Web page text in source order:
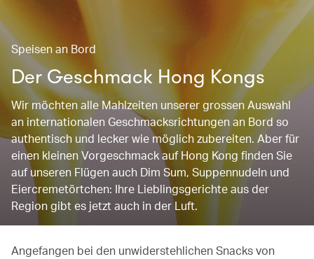
Speisen an Bord
Der Geschmack Hong Kongs
Wir möchten alle Mahlzeiten unserer grossen Auswahl
an internationalen Geschmacksrichtungen an Bord so
authentisch und lecker wie möglich zubereiten. Aber für
einen kleinen Vorgeschmack auf Hong Kong finden Sie
auf unseren Flügen auch Dim Sum, Suppennudeln und
Eiercremetörtchen: Ihre Lieblingsgerichte aus der
Region gibt es jetzt auch in der Luft.
Angefangen bei den unwiderstehlichen Snacks von